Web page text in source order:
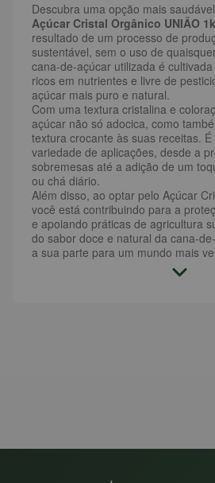
Descubra uma opção mais
Açúcar Cristal Orgânico UNIÃO
resultado de um processo de
sustentável, sem o uso de
cana-de-açúcar utilizada é
ricos em nutrientes e livre de
açúcar mais puro e natural.
Com uma textura cristalina e
açúcar não só adocica, como
textura crocante às suas receitas.
variedade de aplicações, desde a
sobremesas até a adição de um
ou chá diário.
Além disso, ao optar pelo Açúcar
você está contribuindo para a
e apoiando práticas de agricultura
do sabor doce e natural da cana-
a sua parte para um mundo mais